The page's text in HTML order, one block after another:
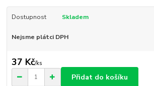
Dostupnost Skladem
Nejsme plátci DPH
37 Kč/ks
Přidat do košíku